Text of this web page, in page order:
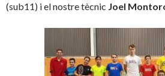
(sub11) i el nostre tècnic Joel